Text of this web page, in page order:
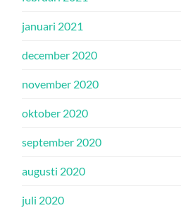
januari 2021
december 2020
november 2020
oktober 2020
september 2020
augusti 2020
juli 2020